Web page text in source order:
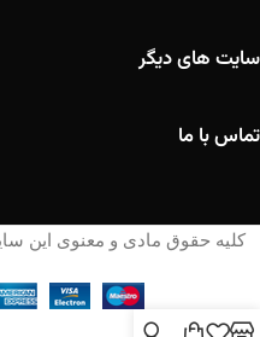
سایت های دیگر
تماس با ما
کلیه حقوق مادی و معنوی این